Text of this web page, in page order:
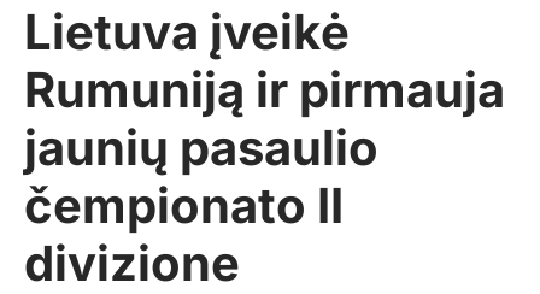
Lietuva įveikė
Rumuniją ir pirmauja
jaunių pasaulio
čempionato II
divizione